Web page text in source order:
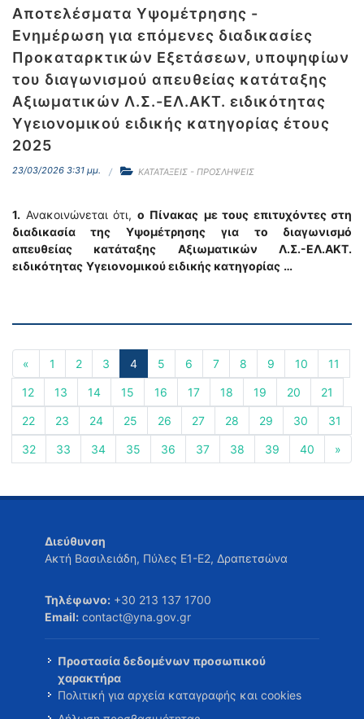
Αποτελέσματα Υψομέτρησης -
Ενημέρωση για επόμενες διαδικασίες
Προκαταρκτικών Εξετάσεων, υποψηφίων
του διαγωνισμού απευθείας κατάταξης
Αξιωματικών Λ.Σ.-ΕΛ.ΑΚΤ. ειδικότητας
Υγειονομικού ειδικής κατηγορίας έτους
2025
23/03/2026 3:31 μμ. ΚΑΤΑΤΑΞΕΙΣ - ΠΡΟΣΛΗΨΕΙΣ
1. Ανακοινώνεται ότι, o Πίνακας με τους επιτυχόντες στη
διαδικασία της Υψομέτρησης
για το διαγωνισμό
απευθείας κατάταξης Αξιωματικών Λ.Σ.-ΕΛ.ΑΚΤ.
ειδικότητας Υγειονομικού ειδικής κατηγορίας …
« 1 2 3 4 5 6 7 8 9 10 11
12 13 14 15 16 17 18 19 20 21
22 23 24 25 26 27 28 29 30 31
32 33 34 35 36 37 38 39 40 »
Διεύθυνση
Ακτή Βασιλειάδη, Πύλες Ε1-Ε2, Δραπετσώνα
Τηλέφωνο: +30 213 137 1700
Email: contact@yna.gov.gr
Προστασία δεδομένων προσωπικού
χαρακτήρα
Πολιτική για αρχεία καταγραφής και cookies